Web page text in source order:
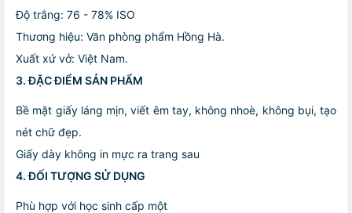
Độ trắng: 76 - 78% ISO
Thương hiệu: Văn phòng phẩm Hồng Hà.
Xuất xứ vở: Việt Nam.
3. ĐẶC ĐIỂM SẢN PHẨM
Bề mặt giấy láng mịn, viết êm tay, không nhoè, không bụi, tạo
nét chữ đẹp.
Giấy dày không in mực ra trang sau
4. ĐỐI TƯỢNG SỬ DỤNG
Phù hợp với học sinh cấp một